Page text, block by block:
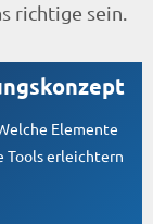
richtige sein.
Elemente
Tools erleichtern